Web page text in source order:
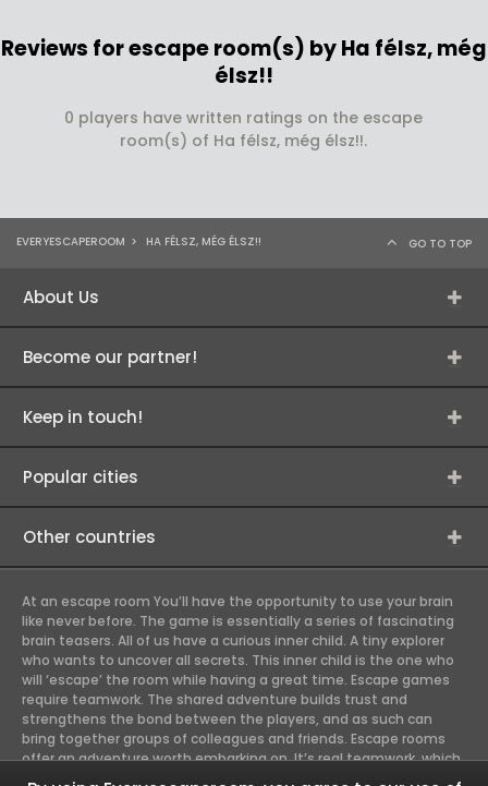
Reviews for escape room(s) by Ha félsz, még
élsz!!
0 players have written ratings on the escape
room(s) of Ha félsz, még élsz!!.
EVERYESCAPEROOM > HA FÉLSZ, MÉG ÉLSZ!! GO TO TOP
About Us
Become our partner!
Keep in touch!
Popular cities
Other countries
At an escape room You’ll have the opportunity to use your brain
like never before. The game is essentially a series of fascinating
brain teasers. All of us have a curious inner child. A tiny explorer
who wants to uncover all secrets. This inner child is the one who
will ‘escape’ the room while having a great time. Escape games
require teamwork. The shared adventure builds trust and
strengthens the bond between the players, and as such can
bring together groups of colleagues and friends. Escape rooms
offer an adventure worth embarking on. It’s real teamwork, which
goes the smoothest if the team members use their different